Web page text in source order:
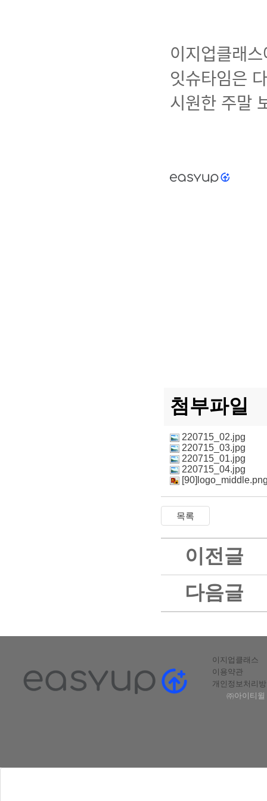
이지업클래
잇슈타임은
시원한 주말
첨부파일
220715_02.jpg
220715_03.jpg
220715_01.jpg
220715_04.jpg
이전글
다음글
이지업클래스
이용약관
개인정보처리
㈜아이티